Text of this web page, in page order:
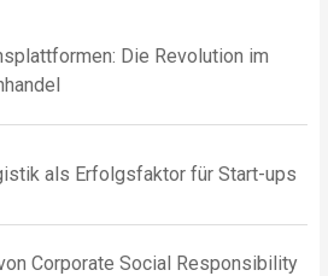
Die Revolution im
als Erfolgsfaktor für Start-ups
Corporate Social Responsibility